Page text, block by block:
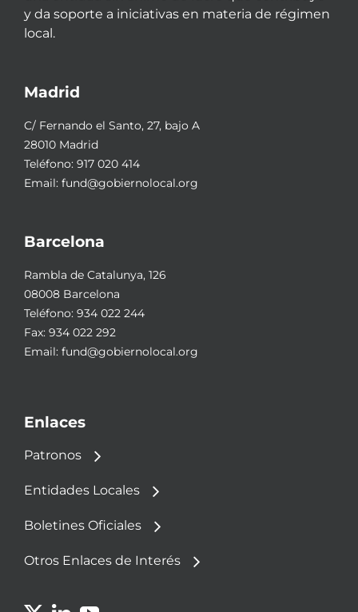
y da soporte a iniciativas en materia de régimen
local.
Madrid
C/ Fernando el Santo, 27, bajo A
28010 Madrid
Teléfono: 917 020 414
Email: fund@gobiernolocal.org
Barcelona
Rambla de Catalunya, 126
08008 Barcelona
Teléfono: 934 022 244
Fax: 934 022 292
Email: fund@gobiernolocal.org
Enlaces
Patronos
Entidades Locales
Boletines Oficiales
Otros Enlaces de Interés